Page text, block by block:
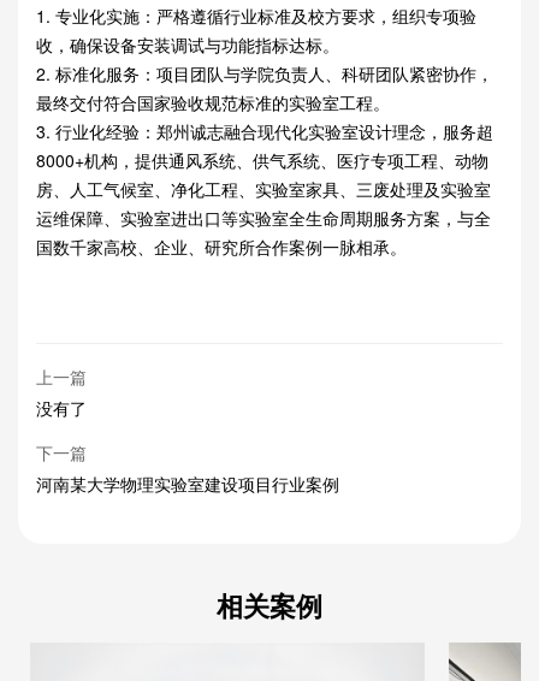
1. 专业化实施：严格遵循行业标准及校方要求，组织专项验
收，确保设备安装调试与功能指标达标。
2. 标准化服务：项目团队与学院负责人、科研团队紧密协作，
最终交付符合国家验收规范标准的实验室工程。
3. 行业化经验：郑州诚志融合现代化实验室设计理念，服务超
8000+机构，提供通风系统、供气系统、医疗专项工程、动物
房、人工气候室、净化工程、实验室家具、三废处理及实验室
运维保障、实验室进出口等实验室全生命周期服务方案，与全
国数千家高校、企业、研究所合作案例一脉相承。
上一篇
没有了
下一篇
河南某大学物理实验室建设项目行业案例
相关案例